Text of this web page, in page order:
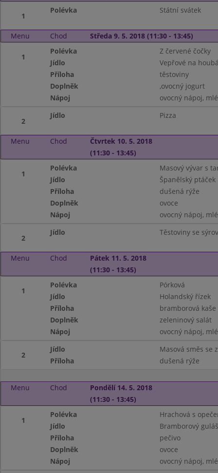
1
Polévka Státní svátek
Menu Chod Středa 9. 5. 2018 (11:30 - 13:45)
1
Polévka
Z červené čočky
Jídlo
Vepřové na
Příloha
těstoviny
Doplněk
,ovocný jogurt
Nápoj
ovocný nápoj,
2
Jídlo Pizza
Menu Chod
Čtvrtek 10. 5. 2018
(11:30 - 13:45)
1
Polévka
Masový vývar s
Jídlo
Španělský ptáček
Příloha
dušená rýže
Doplněk
ovoce
Nápoj
ovocný nápoj,
2
Jídlo Těstoviny se
Menu Chod
Pátek 11. 5. 2018
(11:30 - 13:45)
1
Polévka
Pórková
Jídlo
Holandský řízek
Příloha
bramborová kaše
Doplněk
zeleninový salát
Nápoj
ovocný nápoj,
2
Jídlo
Masová směs se
Příloha
dušená rýže
Menu Chod
Pondělí 14. 5. 2018
(11:30 - 13:45)
1
Polévka
Hrachová s
Jídlo
Bramborový guláš
Příloha
pečivo
Doplněk
ovoce
Nápoj
ovocný nápoj,